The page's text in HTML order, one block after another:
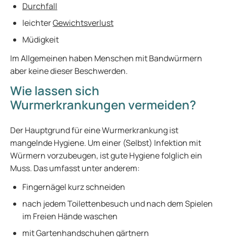
Durchfall
leichterGewichtsverlust
Müdigkeit
Im Allgemeinen haben Menschen mit Bandwürmern
aber keine dieser Beschwerden.
Wie lassen sich
Wurmerkrankungen vermeiden?
Der Hauptgrund für eine Wurmerkrankung ist
mangelnde Hygiene. Um einer (Selbst) Infektion mit
Würmern vorzubeugen, ist gute Hygiene folglich ein
Muss. Das umfasst unter anderem:
Fingernägel kurz schneiden
nach jedem Toilettenbesuch und nach dem Spielen
im Freien Hände waschen
mit Gartenhandschuhen gärtnern